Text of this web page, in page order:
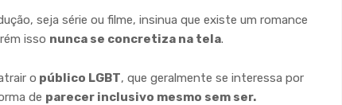
seja série ou filme, insinua que existe um romance
isso nunca se concretiza na tela.
o público LGBT, que geralmente se interessa por
de parecer inclusivo mesmo sem ser.